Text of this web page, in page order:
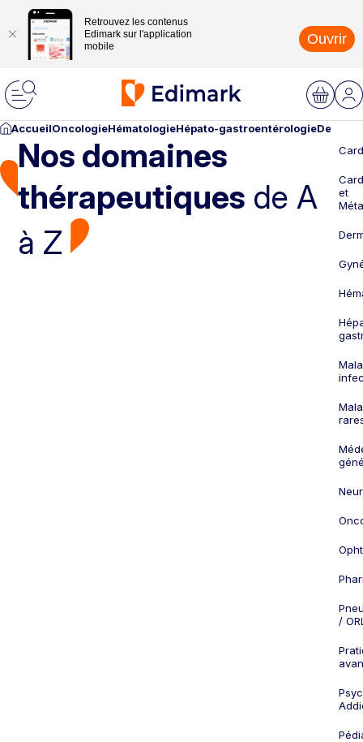
Retrouvez les contenus
Edimark sur l'application
mobile
Ouvrir
AccueilOncologieHématologieHépato-gastroentérologie
Nos domaines
thérapeutiques de A
à Z
et
/